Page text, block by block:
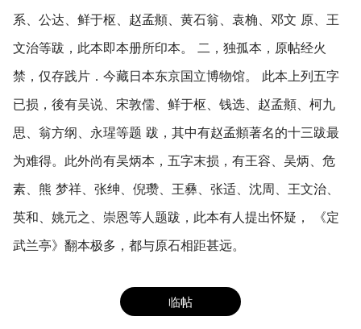
系、公达、鲜于枢、赵孟頫、黄石翁、袁桷、邓文 原、王
文治等跋，此本即本册所印本。 二，独孤本，原帖经火
禁，仅存践片．今藏日本东京国立博物馆。 此本上列五字
已损，後有吴说、宋敦儒、鲜于枢、钱选、赵孟頫、柯九
思、翁方纲、永瑆等题 跋，其中有赵孟頫著名的十三跋最
为难得。此外尚有吴炳本，五字末损，有王容、吴炳、危
素、熊 梦祥、张绅、倪瓒、王彝、张适、沈周、王文治、
英和、姚元之、崇恩等人题跋，此本有人提出怀疑， 《定
武兰亭》翻本极多，都与原石相距甚远。
临帖